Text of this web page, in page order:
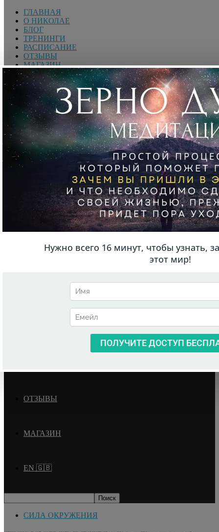
ГЛАВНАЯ
О НИКОЛАЕ
БЛОГ
ТРЕНИНГИ
РАСПИСАНИЕ
ОТЗЫВЫ
МАГАЗИН
EN 🇬🇧
Поиск
ВОЙТИ
Добро пожаловать! Войдите в свою учётную запись
Вы забыли свой пароль?
Восстановите свой пароль
Николай Латанский —
Гениалист. Международный спикер, Коуч масштабности
мышления, Трансформационный тренер
ГЛАВНАЯ
ОТЗЫВЫ
МАГАЗИН
EN 🇬🇧
СИЛА ОКРУЖЕНИЯ